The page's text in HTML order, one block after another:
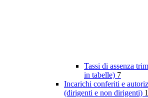
Tassi di assenza
in tabelle) 7
Incarichi conferiti e
(dirigenti e non dirigenti)